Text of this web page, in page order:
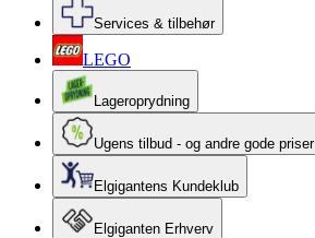
Services & tilbehør
LEGO
Lageroprydning
Ugens tilbud - og andre gode priser
Elgigantens Kundeklub
Elgiganten Erhverv